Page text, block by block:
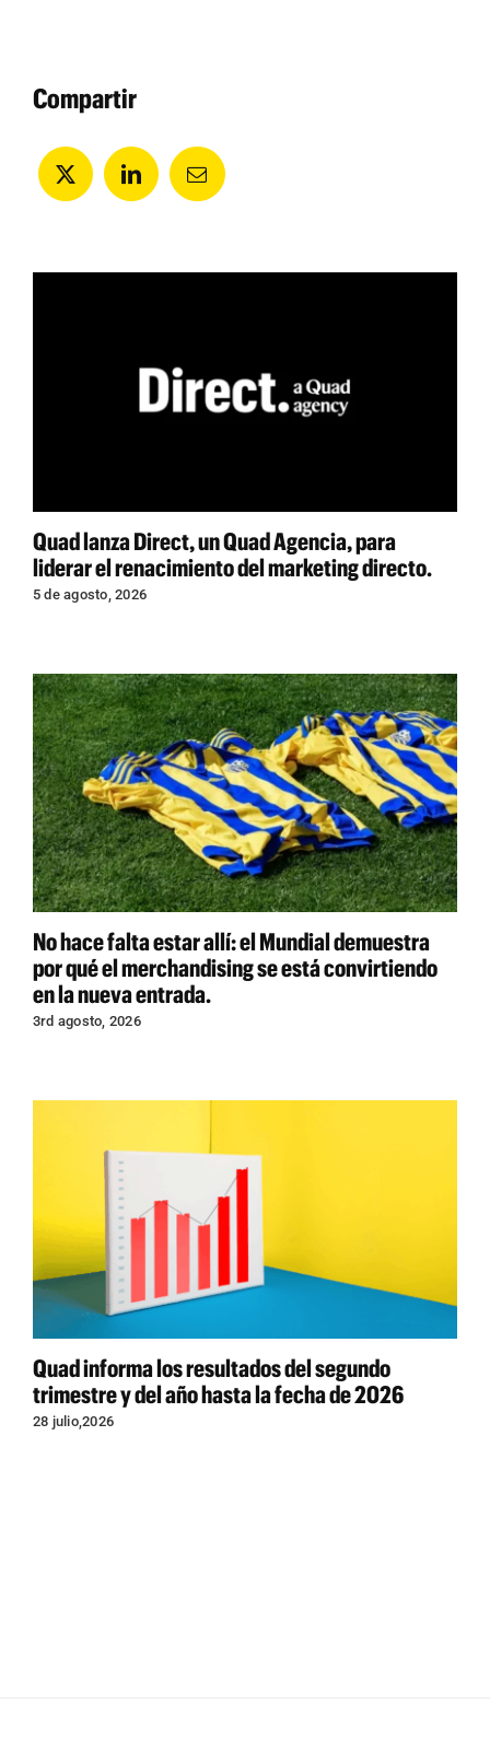
Compartir
Quad lanza Direct, un Quad Agencia, para
liderar el renacimiento del marketing directo.
5 de agosto, 2026
No hace falta estar allí: el Mundial demuestra
por qué el merchandising se está convirtiendo
en la nueva entrada.
3rd agosto, 2026
Quad informa los resultados del segundo
trimestre y del año hasta la fecha de 2026
28 julio,2026